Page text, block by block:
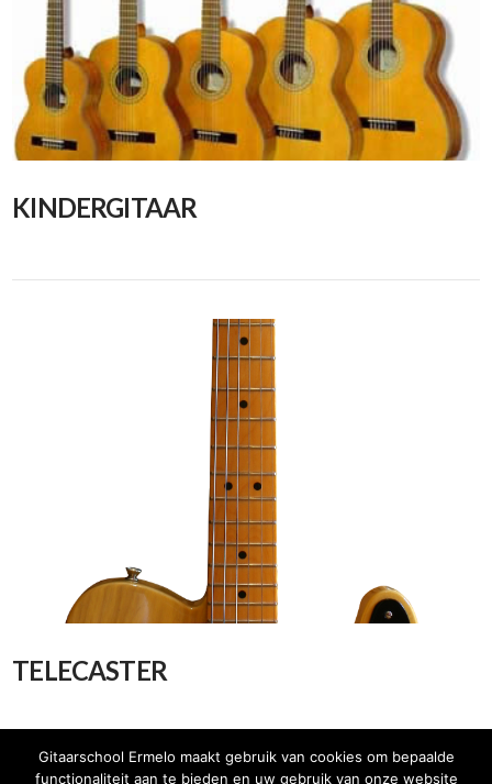
VIEW POST
KINDERGITAAR
TELECASTER
Gitaarschool Ermelo maakt gebruik van cookies om bepaalde
functionaliteit aan te bieden en uw gebruik van onze website